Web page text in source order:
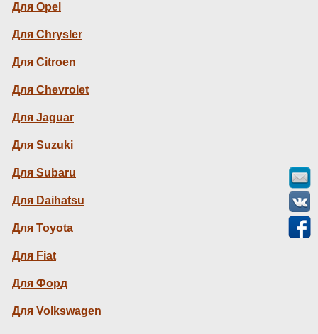
Для Opel
Для Chrysler
Для Citroen
Для Chevrolet
Для Jaguar
Для Suzuki
Для Subaru
Для Daihatsu
Для Toyota
Для Fiat
Для Форд
Для Volkswagen